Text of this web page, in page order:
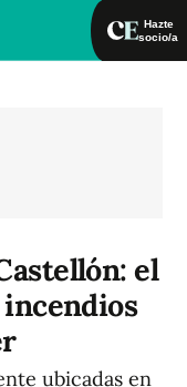
Hazte
socio/a
el
ubicadas en